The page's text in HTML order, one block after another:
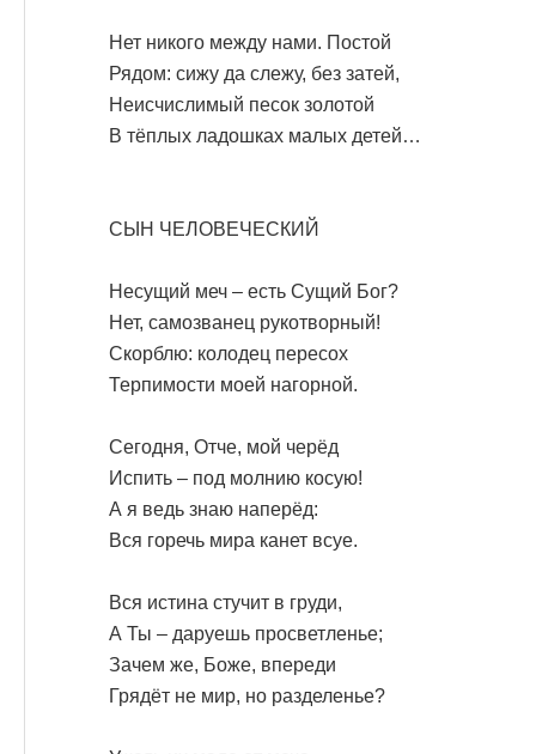
Нет никого между нами. Постой
Рядом: сижу да слежу, без затей,
Неисчислимый песок золотой
В тёплых ладошках малых детей…
СЫН ЧЕЛОВЕЧЕСКИЙ
Несущий меч – есть Сущий Бог?
Нет, самозванец рукотворный!
Скорблю: колодец пересох
Терпимости моей нагорной.
Сегодня, Отче, мой черёд
Испить – под молнию косую!
А я ведь знаю наперёд:
Вся горечь мира канет всуе.
Вся истина стучит в груди,
А Ты – даруешь просветленье;
Зачем же, Боже, впереди
Грядёт не мир, но разделенье?